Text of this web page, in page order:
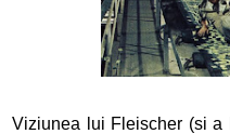
Viziunea lui Fleischer (si a